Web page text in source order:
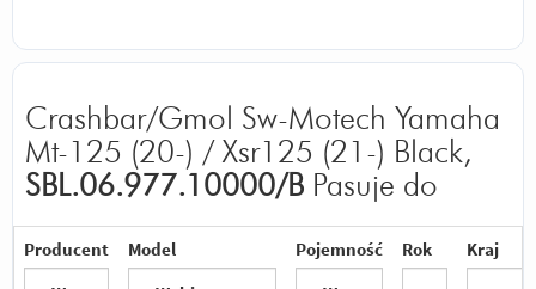
Crashbar/Gmol Sw-Motech Yamaha
Mt-125 (20-) / Xsr125 (21-) Black,
SBL.06.977.10000/B Pasuje do
Producent Model Pojemność Rok Kraj